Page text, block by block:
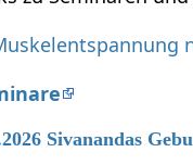
Sivanandas